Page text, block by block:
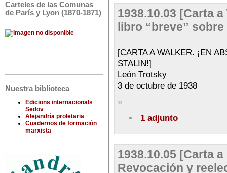
Carteles de las Comunas
de París y Lyon (1870-1871)
Nuestra biblioteca
Edicions internacionals
Sedov
Alejandría proletaria
Cuadernos de formación
marxista
1938.10.03 [Carta
libro “breve”
[CARTA A WALKER. ¡EN
STALIN!]
León Trotsky
3 de octubre de 1938
»
1 adjunto
1938.10.05 [Carta
Revocación y